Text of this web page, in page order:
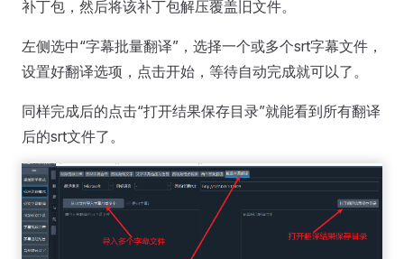
补丁包，然后将该补丁包解压覆盖旧文件。
左侧选中“字幕批量翻译”，选择一个或多个srt字幕文件，
设置好翻译选项，点击开始，等待自动完成就可以了。
同样完成后的点击“打开结果保存目录”就能看到所有翻译
后的srt文件了。